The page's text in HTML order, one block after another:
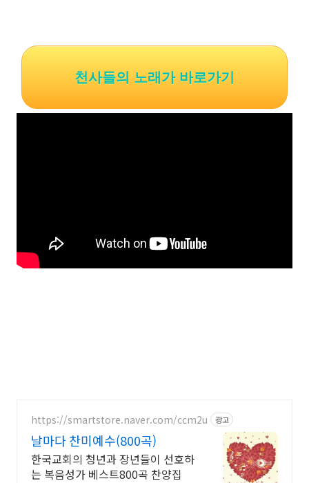
천사들의 노래가 바로가기
https://smartstore.naver.com/ccm2u 광고
날마다 찬미예수(800곡)
한국교회의 청년과 장년들이 선호하
는 복음성가 베스트800곡 찬양집